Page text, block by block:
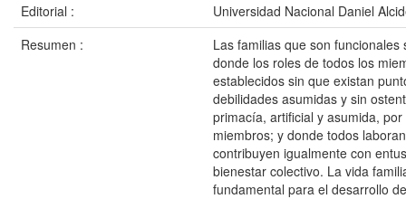
Editorial :
Universidad Nacional Daniel
Resumen :
Las familias que son funcionales
donde los roles de todos los
establecidos sin que existan
debilidades asumidas y sin
primacía, artificial y asumida,
miembros; y donde todos
contribuyen igualmente con
bienestar colectivo. La vida
fundamental para el desarrollo